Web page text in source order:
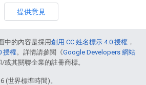
提供意見
中的內容是採用創用 CC 姓名標示 4.0 授權 ，
授權。詳情請參閱《Google Developers 網站
或其關聯企業的註冊商標。
(世界標準時間)。